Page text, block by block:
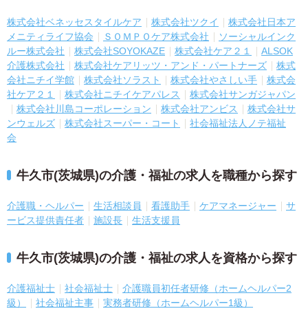
株式会社ベネッセスタイルケア 株式会社ツクイ
株式会社日本ア
メニティライフ協会
ＳＯＭＰＯケア株式会社
ソーシャルインク
ルー株式会社
株式会社SOYOKAZE 株式会社ケア２１
ALSOK
介護株式会社
株式会社ケアリッツ・アンド・パートナーズ
株式
会社ニチイ学館
株式会社ソラスト 株式会社やさしい手
株式会
社ケア２１
株式会社ニチイケアパレス
株式会社サンガジャパン
株式会社川島コーポレーション
株式会社アンビス
株式会社サ
ンウェルズ
株式会社スーパー・コート
社会福祉法人ノテ福祉
会
牛久市(茨城県)の介護・福祉の求人を職種から探す
介護職・ヘルパー 生活相談員 看護助手 ケアマネージャー
サ
ービス提供責任者
施設長 生活支援員
牛久市(茨城県)の介護・福祉の求人を資格から探す
介護福祉士 社会福祉士
介護職員初任者研修（ホームヘルパー2
級）
社会福祉主事 実務者研修（ホームヘルパー1級）